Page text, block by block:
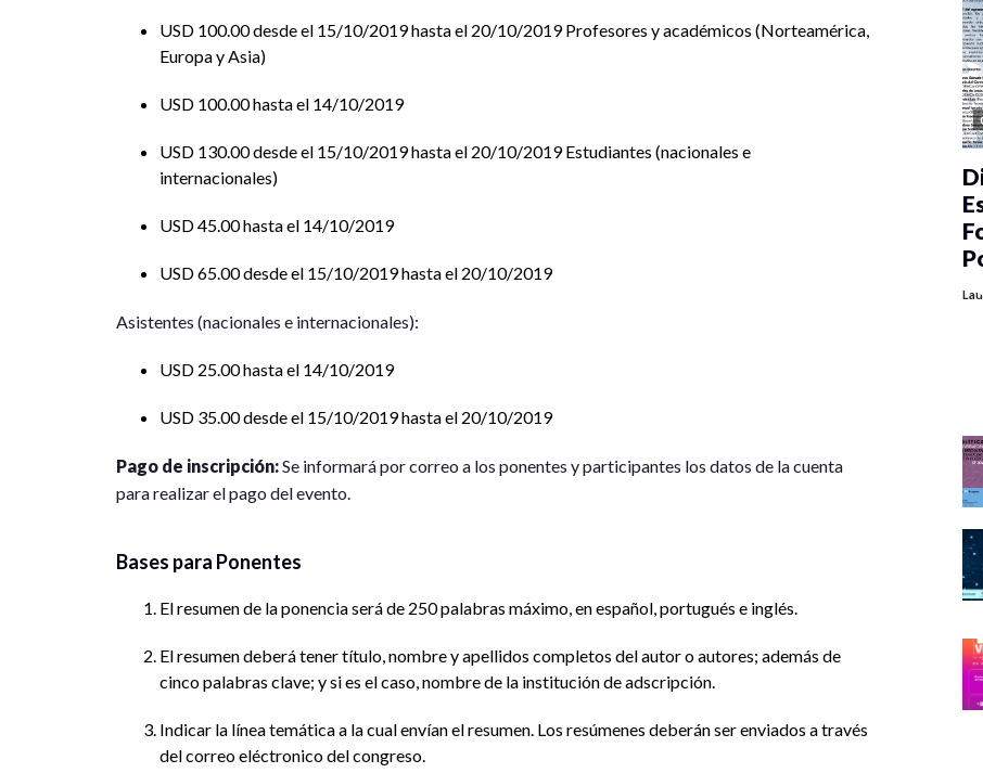
USD 100.00 desde el 15/10/2019 hasta el 20/10/2019 Profesores y académicos (Norteamérica,
Europa y Asia)
USD 100.00 hasta el 14/10/2019
USD 130.00 desde el 15/10/2019 hasta el 20/10/2019 Estudiantes (nacionales e
internacionales)
USD 45.00 hasta el 14/10/2019
USD 65.00 desde el 15/10/2019 hasta el 20/10/2019
Asistentes (nacionales e internacionales):
USD 25.00 hasta el 14/10/2019
USD 35.00 desde el 15/10/2019 hasta el 20/10/2019
Pago de inscripción:Se informará por correo a los ponentes y participantes los datos de la cuenta
para realizar el pago del evento.
Bases para Ponentes
El resumen de la ponencia será de 250 palabras máximo, en español, portugués e inglés.
El resumen deberá tener título, nombre y apellidos completos del autor o autores; además de
cinco palabras clave; y si es el caso, nombre de la institución de adscripción.
Indicar la línea temática a la cual envían el resumen. Los resúmenes deberán ser enviados a través
del correo eléctronico del congreso.